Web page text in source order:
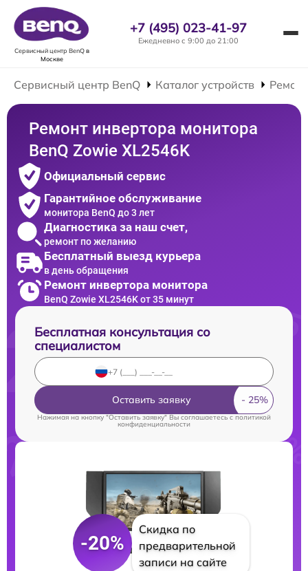
Сервисный центр BenQв
Москве
+7 (495) 023-41-97
Ежедневно с 9:00 до 21:00
Сервисный центр BenQ Каталог устройств
Ремонт инвертора монитора
BenQ Zowie XL2546K
Официальный сервис
Гарантийное обслуживание
монитора BenQ до 3 лет
Диагностика за наш счет,
ремонт по желанию
Бесплатный выезд курьера
в день обращения
Ремонт инвертора монитора
BenQ Zowie XL2546K от 35 минут
Бесплатная консультация со
специалистом
Оставить заявку
Нажимая на кнопку "Оставить заявку" Вы соглашаетесь cполитикой
конфиденциальности
-20%
Скидка по
предварительной
записи на сайте